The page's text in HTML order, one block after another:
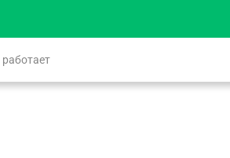
работает